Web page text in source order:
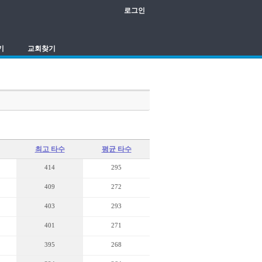
로그인
교회찾기
최고 타수 평균 타수
414 295
409 272
403 293
401 271
395 268